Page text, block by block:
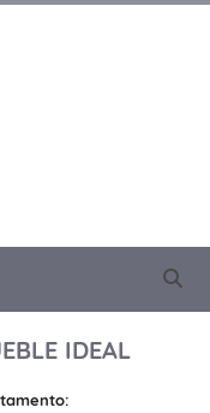
IDEAL